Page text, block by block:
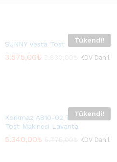
Tükendi!
SUNNY Vesta Tost Makinesi
3.575,00₺ KDV Dahil
3.575,00₺
Tükendi!
Korkmaz A810-02 Tostema Midi
Tost Makinesi Lavanta
5.340,00₺ KDV Dahil
5.340,00₺